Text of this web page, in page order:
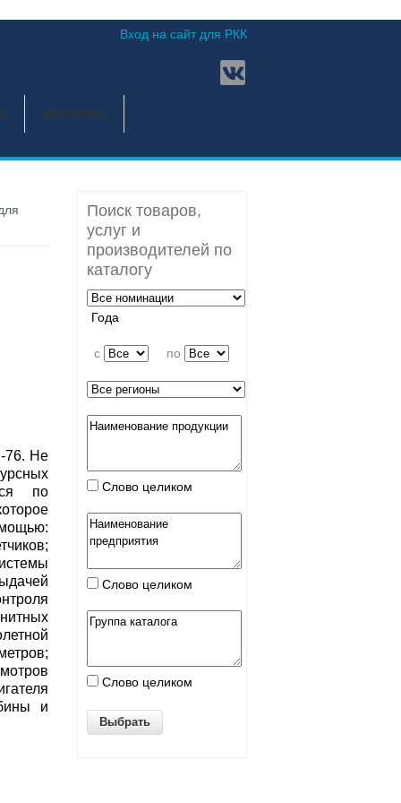
Вход на сайт для РКК
СМИ О НАС
76. Не
по
и
Поиск товаров,
услуг и
производителей по
каталогу
Года
c по
Слово целиком
Слово целиком
Слово целиком